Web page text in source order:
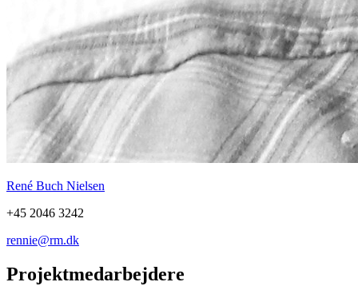
René Buch Nielsen
+45 2046 3242
rennie@rm.dk
Projektmedarbejdere